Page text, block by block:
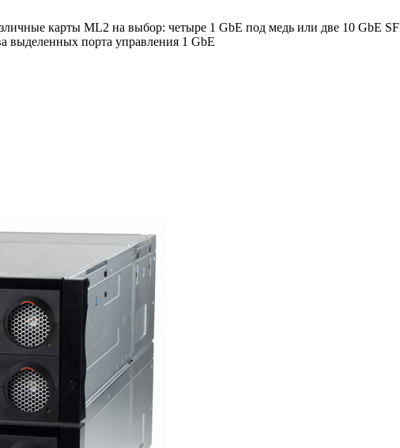
карты ML2 на выбор: четыре 1 GbE под медь или две 10 GbE
выделенных порта управления 1 GbE